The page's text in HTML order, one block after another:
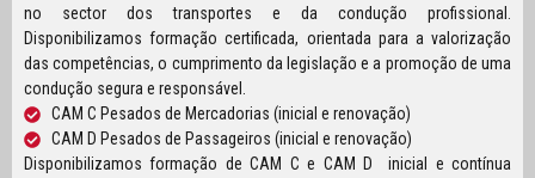
no sector dos transportes e da condução profissional.
Disponibilizamos formação certificada, orientada para a valorização
das competências, o cumprimento da legislação e a promoção de uma
condução segura e responsável.
CAM C Pesados de Mercadorias (inicial e renovação)
CAM D Pesados de Passageiros (inicial e renovação)
Disponibilizamos formação de CAM C e CAM D inicial e contínua